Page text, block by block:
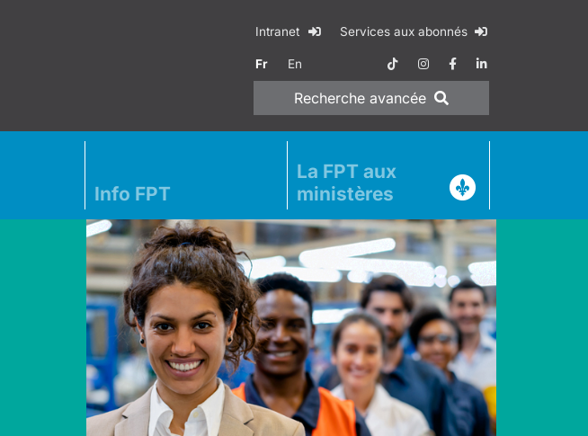
Intranet Services aux abonnés
Fr En
Recherche avancée
Info FPT
La FPT aux
ministères